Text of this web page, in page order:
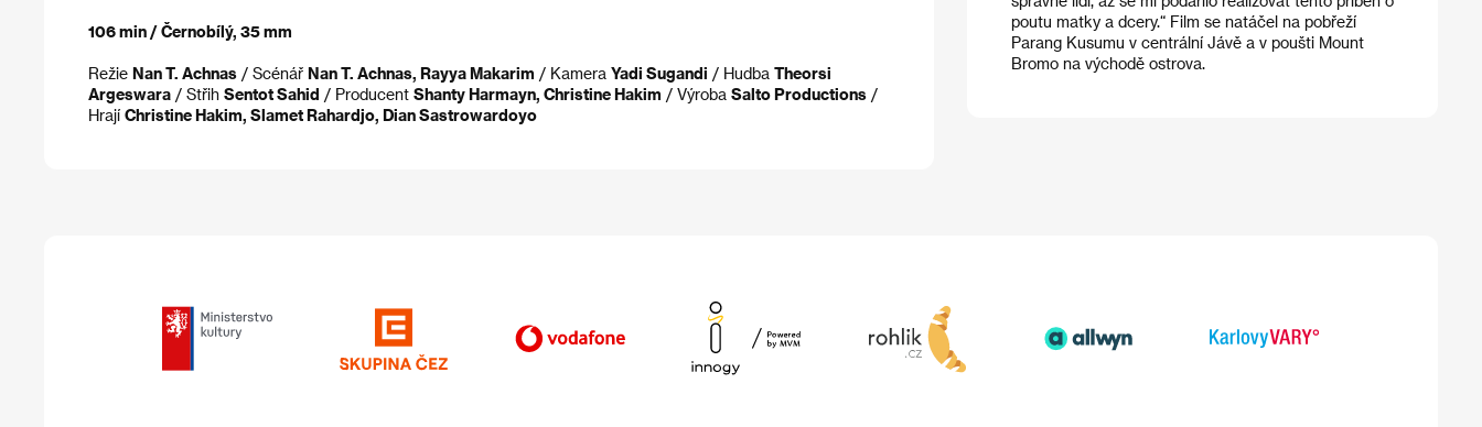
106 min / Černobílý, 35 mm
Režie Nan T. Achnas / Scénář Nan T. Achnas, Rayya Makarim / Kamera Yadi Sugandi / Hudba Theorsi
Argeswara / Střih Sentot Sahid / Producent Shanty Harmayn, Christine Hakim / Výroba Salto Productions /
Hrají Christine Hakim, Slamet Rahardjo, Dian Sastrowardoyo
poutu matky a dcery.“ Film se natáčel na pobřeží
Parang Kusumu v centrální Jávě a v poušti Mount
Bromo na východě ostrova.